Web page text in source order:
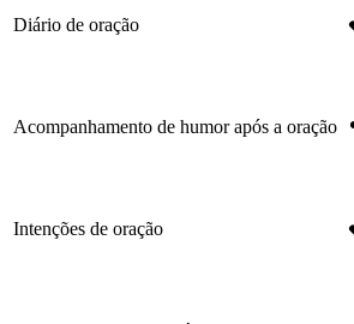
Diário de oração
Acompanhamento de humor após a oração
Intenções de oração